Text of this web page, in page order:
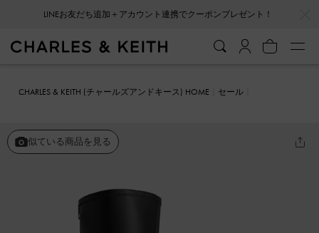
CHARLES & KEITH (チャールズアンドキース) HOME
セール
似ている商品を見る